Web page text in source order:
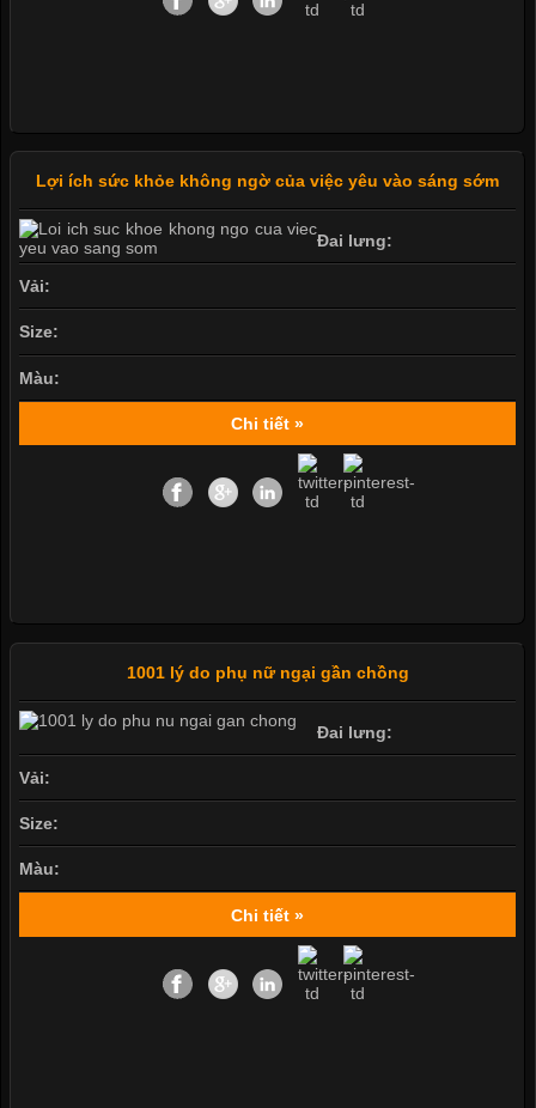
Lợi ích sức khỏe không ngờ của việc yêu vào sáng sớm
Đai lưng:
Vải:
Size:
Màu:
Chi tiết »
1001 lý do phụ nữ ngại gần chồng
Đai lưng:
Vải:
Size:
Màu:
Chi tiết »